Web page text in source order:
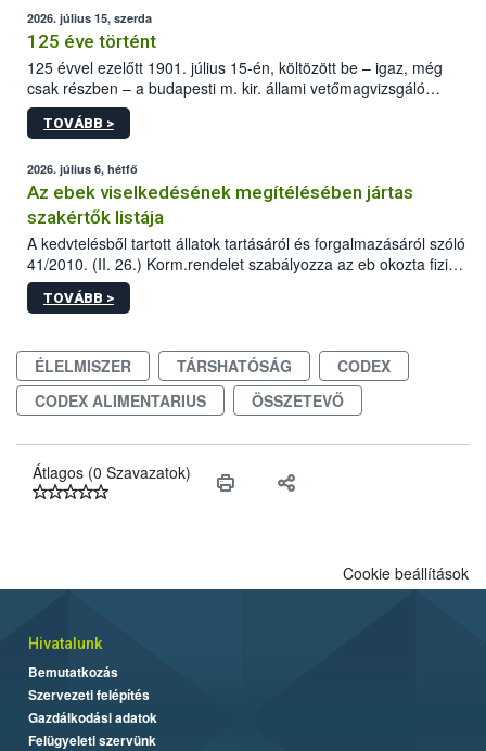
2026. július 15, szerda
125 éve történt
125 évvel ezelőtt 1901. július 15-én, költözött be – igaz, még
csak részben – a budapesti m. kir. állami vetőmagvizsgáló
állomás a Kis Rókus utca 15. szám alatti, Czigler Győző által
tervezett új épületébe.
TOVÁBB >
2026. július 6, hétfő
Az ebek viselkedésének megítélésében jártas
szakértők listája
A kedvtelésből tartott állatok tartásáról és forgalmazásáról szóló
41/2010. (II. 26.) Korm.rendelet szabályozza az eb okozta fizikai
sérülés, illetve ennek veszélye keletkezésekor felmerülő
hatósági feladatokat, valamint a veszélyes eb tartását és annak
vonni az ebek viselkedésének megítélésében jártas szakértőt.
TOVÁBB >
ÉLELMISZER TÁRSHATÓSÁG
CODEX
CODEX ALIMENTARIUS
ÖSSZETEVŐ
Átlagos (0 Szavazatok)
Cookie beállítások
Hivatalunk
Bemutatkozás
Szervezeti felépítés
Gazdálkodási adatok
Felügyeleti szervünk